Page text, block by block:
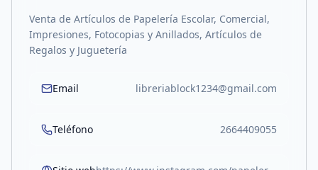
Venta de Artículos de Papelería Escolar, Comercial,
Impresiones, Fotocopias y Anillados, Artículos de
Regalos y Juguetería
Email libreriablock1234@gmail.com
Teléfono 2664409055